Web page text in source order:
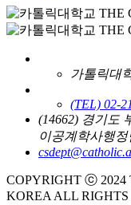
가톨릭대
(TEL) 02-
(14662) 경기도
이공계학사행정
COPYRIGHT ⓒ 2024
KOREA ALL RIGHTS